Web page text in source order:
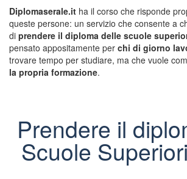
Diplomaserale.it ha il corso che risponde
queste persone: un servizio che consente a
di prendere il diploma delle scuole
pensato appositamente per chi di giorno
trovare tempo per studiare, ma che vuole
la propria formazione.
Prendere il
Scuole